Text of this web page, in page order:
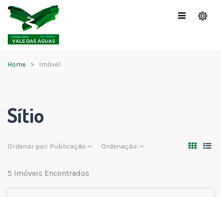
Home Imóvel
Sítio
Ordenar por: Publicação Ordenação:
5 Imóveis Encontrados